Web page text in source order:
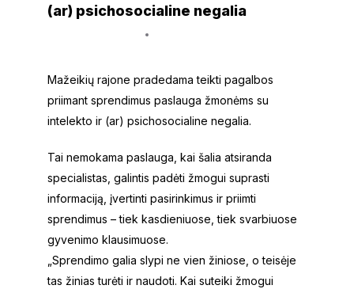
(ar) psichosocialine negalia
Mažeikių rajone pradedama teikti pagalbos
priimant sprendimus paslauga žmonėms su
intelekto ir (ar) psichosocialine negalia.
Tai nemokama paslauga, kai šalia atsiranda
specialistas, galintis padėti žmogui suprasti
informaciją, įvertinti pasirinkimus ir priimti
sprendimus – tiek kasdieniuose, tiek svarbiuose
gyvenimo klausimuose.
„Sprendimo galia slypi ne vien žiniose, o teisėje
tas žinias turėti ir naudoti. Kai suteiki žmogui